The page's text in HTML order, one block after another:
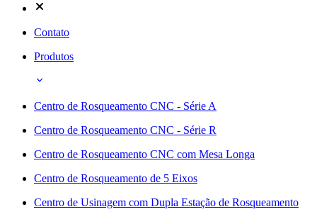
Contato
Produtos
Centro de Rosqueamento CNC - Série A
Centro de Rosqueamento CNC - Série R
Centro de Rosqueamento CNC com Mesa Longa
Centro de Rosqueamento de 5 Eixos
Centro de Usinagem com Dupla Estação de Rosqueamento